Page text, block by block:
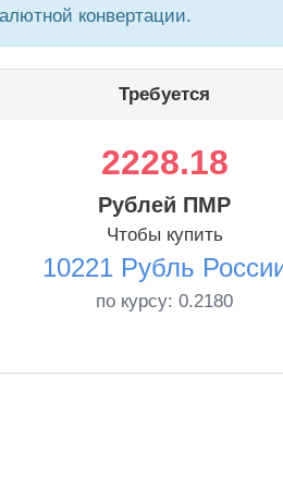
конвертации.
Требуется
2228.18
Рублей ПМР
Чтобы купить
10221 Рубль
по курсу: 0.2180